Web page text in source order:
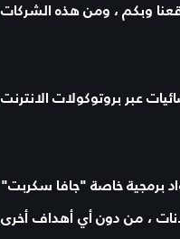
وبكم ، ومن هذه الشركات
عبر بروتوكولات الانترنت
برمجية خاصة "جافا سكربت"
، من دون أي أهداف أخرى